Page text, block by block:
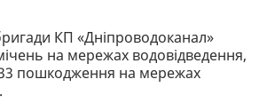
КП «Дніпроводоканал»
на мережах водовідведення,
пошкодження на мережах